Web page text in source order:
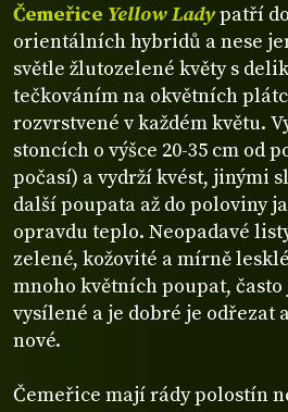
Čemeřice Yellow Ladypatří
orientálních hybridů a nese
světle žlutozelené květy s
tečkováním na okvětních
rozvrstvené v každém květu.
stoncích o výšce 20-35 cm od
počasí) a vydrží kvést, jinými
další poupata až do poloviny
opravdu teplo. Neopadavé
zelené, kožovité a mírně
mnoho květních poupat,
vysílené a je dobré je odřezat
nové.
Čemeřice mají rády polostín